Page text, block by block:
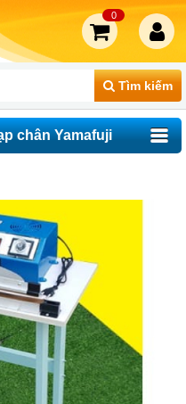
Tìm kiếm
0
chân Yamafuji